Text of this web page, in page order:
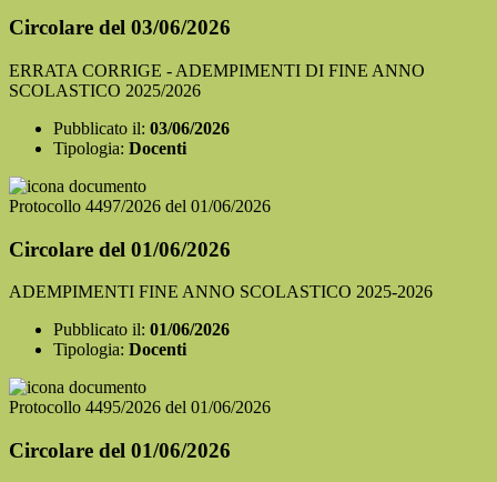
Circolare del 03/06/2026
ERRATA CORRIGE - ADEMPIMENTI DI FINE ANNO
SCOLASTICO 2025/2026
Pubblicato il: 03/06/2026
Tipologia: Docenti
Protocollo 4497/2026 del 01/06/2026
Circolare del 01/06/2026
ADEMPIMENTI FINE ANNO SCOLASTICO 2025-2026
Pubblicato il: 01/06/2026
Tipologia: Docenti
Protocollo 4495/2026 del 01/06/2026
Circolare del 01/06/2026